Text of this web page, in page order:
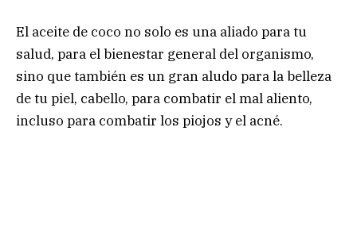
El aceite de coco no solo es una aliado para tu
salud, para el bienestar general del organismo,
sino que también es un gran aludo para la belleza
de tu piel, cabello, para combatir el mal aliento,
incluso para combatir los piojos y el acné.